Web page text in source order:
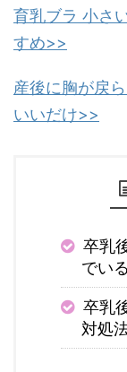
育乳ブラ 小さ
すめ>>
産後に胸が戻
いいだけ>>
卒乳
でいる
卒乳
対処